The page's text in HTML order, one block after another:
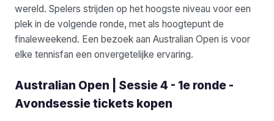
wereld. Spelers strijden op het hoogste niveau voor een
plek in de volgende ronde, met als hoogtepunt de
finaleweekend. Een bezoek aan Australian Open is voor
elke tennisfan een onvergetelijke ervaring.
Australian Open | Sessie 4 - 1e ronde -
Avondsessie tickets kopen